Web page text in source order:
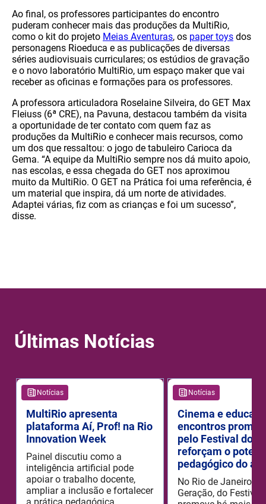
Ao final, os professores participantes do encontro
puderam conhecer mais das produções da MultiRio,
como o kit do projeto Meias Aventuras, os paper toys dos
personagens Rioeduca e as publicações de diversas
séries audiovisuais curriculares; os estúdios de gravação
e o novo laboratório MultiRio, um espaço maker que vai
receber as oficinas e formações para os professores.
A professora articuladora Roselaine Silveira, do GET Max
Fleiuss (6ª CRE), na Pavuna, destacou também da visita
a oportunidade de ter contato com quem faz as
produções da MultiRio e conhecer mais recursos, como
um dos que ressaltou: o jogo de tabuleiro Carioca da
Gema. “A equipe da MultiRio sempre nos dá muito apoio,
nas escolas, e essa chegada do GET nos aproximou
muito da MultiRio. O GET na Prática foi uma referência, é
um material que inspira, dá um norte de atividades.
Adaptei várias, fiz com as crianças e foi um sucesso”,
disse.
Últimas Notícias
Notícias
MultiRio apresenta
plataforma Aí, Prof! na Rio
Innovation Week
Painel discutiu como a
inteligência artificial pode
apoiar o trabalho docente,
ampliar a inclusão e fortalecer
Notícias
Cinema e
encontros
pelo Festival do
reforçam o
pedagógico do
No Rio de Janeiro, o
Geração, do Festival